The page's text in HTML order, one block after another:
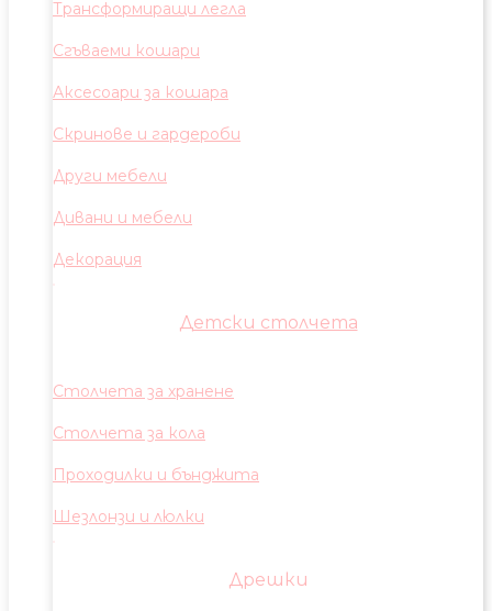
Трансформиращи легла
Сгъваеми кошари
Аксесоари за кошара
Скринове и гардероби
Други мебели
Дивани и мебели
Декорация
Детски столчета
Столчета за хранене
Столчета за кола
Проходилки и бънджита
Шезлонзи и люлки
Дрешки